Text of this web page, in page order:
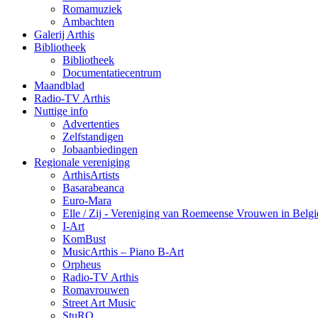
Romamuziek
Ambachten
Galerij Arthis
Bibliotheek
Bibliotheek
Documentatiecentrum
Maandblad
Radio-TV Arthis
Nuttige info
Advertenties
Zelfstandigen
Jobaanbiedingen
Regionale vereniging
ArthisArtists
Basarabeanca
Euro-Mara
Elle / Zij - Vereniging van Roemeense Vrouwen in
I-Art
KomBust
MusicArthis – Piano B-Art
Orpheus
Radio-TV Arthis
Romavrouwen
Street Art Music
StuRO